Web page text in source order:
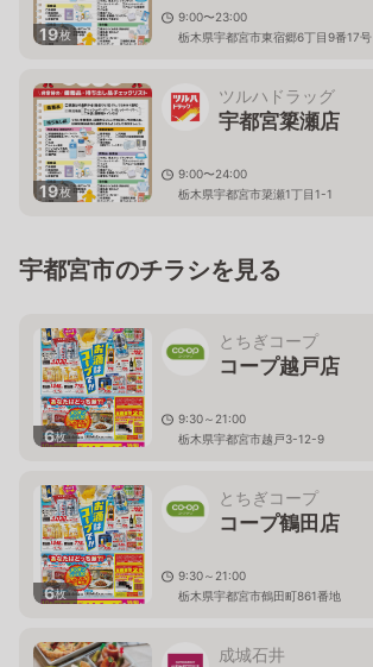
19枚
9:00〜23:00
栃木県宇都宮市東宿郷6丁目9番17号
19枚
ツルハドラッグ
宇都宮簗瀬店
9:00〜24:00
栃木県宇都宮市簗瀬1丁目1-1
宇都宮市のチラシを見る
6枚
とちぎコープ
コープ越戸店
9:30～21:00
栃木県宇都宮市越戸3-12-9
6枚
とちぎコープ
コープ鶴田店
9:30～21:00
栃木県宇都宮市鶴田町861番地
成城石井